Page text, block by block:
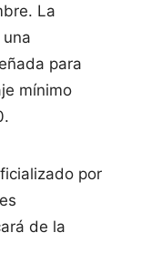
La
para
mínimo
por
de la